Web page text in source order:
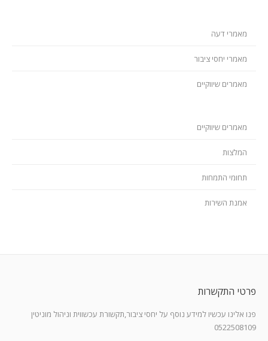
מאמרי דעה
מאמרי יחסי ציבור
מאמרים שיווקיים
מאמרים שיווקיים
המלצות
תחומי התמחות
אמנת השירות
פרטי התקשרות
פנו אלינו עכשיו למידע נוסף על יחסי ציבור,תקשורת עכשווית וניהול מוניטין
0522508109